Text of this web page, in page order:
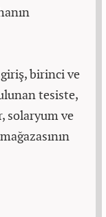
birinci ve
tesiste,
solaryum ve